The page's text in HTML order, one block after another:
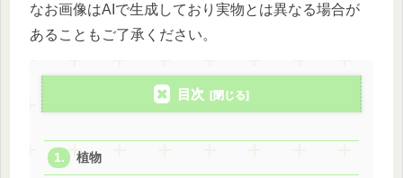
なお画像はAIで生成しており実物とは異なる場合が
あることもご了承ください。
目次
植物